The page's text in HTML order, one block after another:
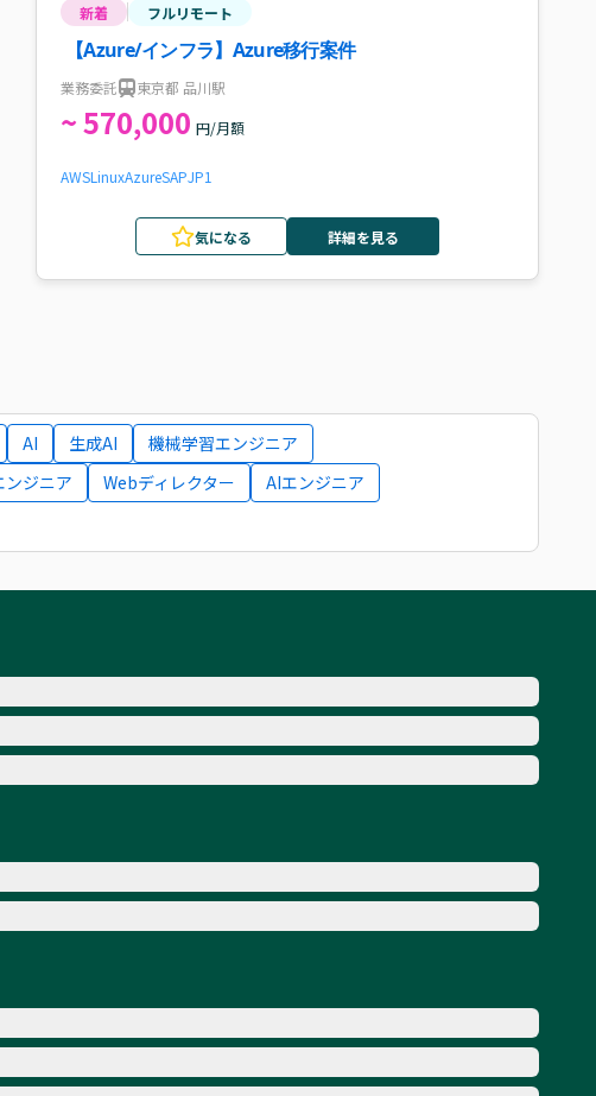
新着 フルリモート
【Azure/インフラ】Azure移行案件
業務委託 東京都 品川駅
~ 570,000 円/月額
AWSLinuxAzureSAPJP1
気になる 詳細を見る
AI 生成AI
機械学習エンジニア
ンジニア Webディレクター
AIエンジニア